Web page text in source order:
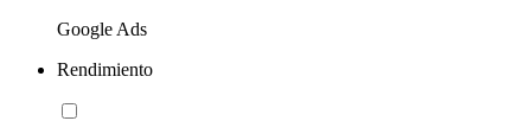
Google Ads
Rendimiento